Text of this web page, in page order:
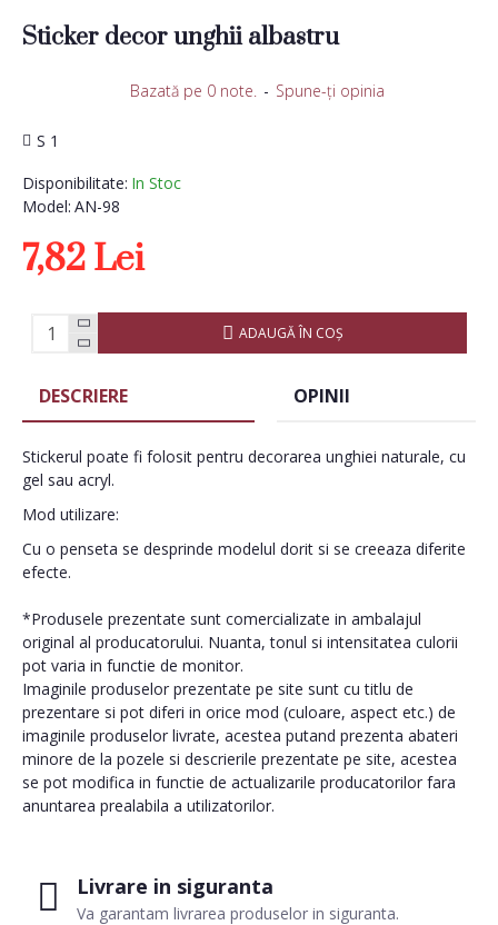
Sticker decor unghii albastru
Disponibilitate: In Stoc
Model: AN-98
S 1
Bazată pe 0 note. - Spune-ţi opinia
7,82 Lei
ADAUGĂ ÎN COŞ
Livrare in siguranta
Va garantam livrarea produselor in siguranta.
DESCRIERE OPINII
Stickerul poate fi folosit pentru decorarea unghiei naturale, cu
gel sau acryl.
Mod utilizare:
Cu o penseta se desprinde modelul dorit si se creeaza diferite
efecte.
*Produsele prezentate sunt comercializate in ambalajul
original al producatorului. Nuanta, tonul si intensitatea culorii
pot varia in functie de monitor.
Imaginile produselor prezentate pe site sunt cu titlu de
prezentare si pot diferi in orice mod (culoare, aspect etc.) de
imaginile produselor livrate, acestea putand prezenta abateri
minore de la pozele si descrierile prezentate pe site, acestea
se pot modifica in functie de actualizarile producatorilor fara
anuntarea prealabila a utilizatorilor.